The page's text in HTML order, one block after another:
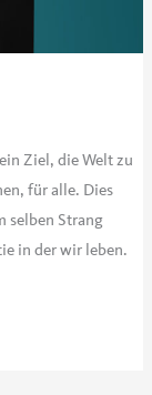
Ziel, die Welt zu
für alle. Dies
selben Strang
in der wir leben.